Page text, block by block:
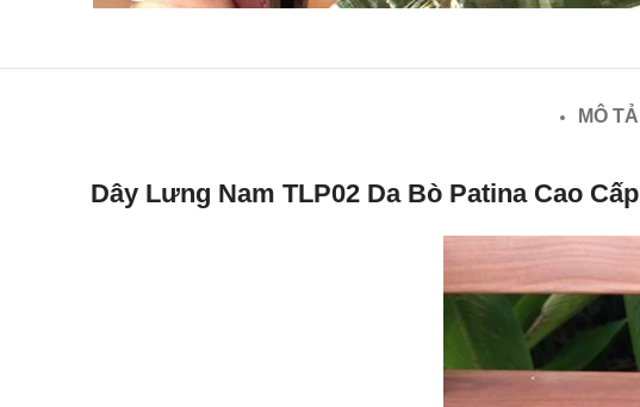
MÔ TẢ
Dây Lưng Nam TLP02 Da Bò Patina Cao Cấp